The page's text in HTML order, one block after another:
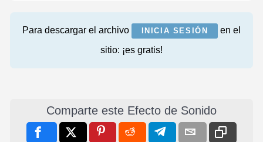
Para descargar el archivo INICIA SESIÓN
en el
sitio: ¡es gratis!
Comparte este Efecto de Sonido